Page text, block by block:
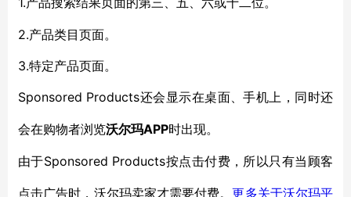
页面的第三、五、六或十二位。
2.产品类目页面。
3.特定产品页面。
Sponsored Products还会显示在桌面、手机 上，同时还
会在购物者浏览沃尔玛APP时出现。
由于Sponsored Products按点击付费， 所以只有当 顾客
点击广告时， 沃尔玛卖家才需要付费。更多关于沃尔玛平